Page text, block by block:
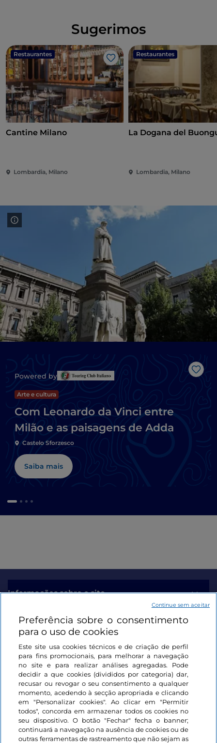
Sugerimos
Restaurantes
Gosto
Cantine Milano
Lombardia, Milano
Restaurantes
La Dogana del
Lombardia, Milano
Powered by
Arte e cultura
Com Leonardo da Vinci entre
Milão e as paisagens de Adda
Castelo Sforzesco
Saiba mais
Informações sobre o site
Ligações úteis
Iniciar sessão
Mantenha-se em contacto
Preferência sobre o consentimento
para o uso de cookies
Este site usa cookies técnicos e de criação de perfil
para fins promocionais, para melhorar a navegação
no site e para realizar análises agregadas. Pode
decidir a que cookies (divididos por categoria) dar,
recusar ou revogar o seu consentimento a qualquer
momento, acedendo à secção apropriada e clicando
em "Personalizar cookies". Ao clicar em "Permitir
todos", concorda em armazenar todos os cookies no
seu dispositivo. O botão "Fechar" fecha o banner;
continuará a navegação na ausência de cookies ou de
outras ferramentas de rastreamento que não sejam as
Continue sem aceitar